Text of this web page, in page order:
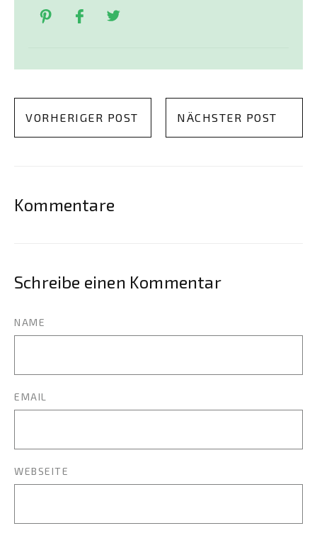
VORHERIGER POST NÄCHSTER POST
Kommentare
Schreibe einen Kommentar
NAME
EMAIL
WEBSEITE